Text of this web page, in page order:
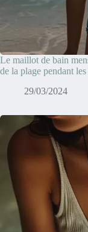
Le maillot de bain
de la plage pendant les
29/03/2024